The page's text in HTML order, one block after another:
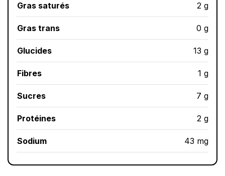
Gras saturés 2 g
Gras trans 0 g
Glucides 13 g
Fibres 1 g
Sucres 7 g
Protéines 2 g
Sodium 43 mg